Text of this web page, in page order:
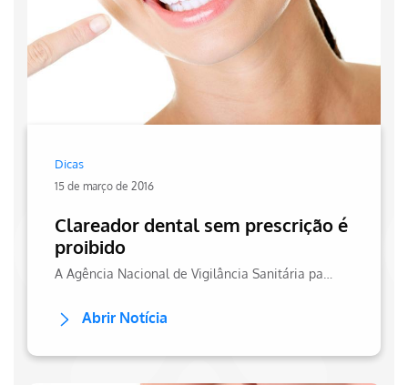
Dicas
15 de março de 2016
Clareador dental sem prescrição é
proibido
Abrir Notícia